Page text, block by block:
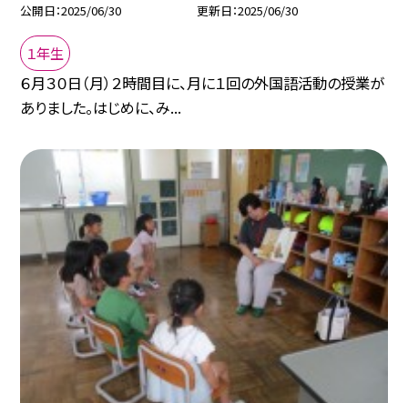
公開日 2025/06/30 更新日 2025/06/30
１年生
６月３０日（月）２時間目に、月に１回の外国語活動の授業が
ありました。はじめに、み...